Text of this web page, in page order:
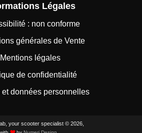
Légales
: non conforme
générales de Vente
Mentions légales
de confidentialité
données personnelles
your scooter specialist © 2026,